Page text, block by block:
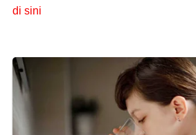
di sini